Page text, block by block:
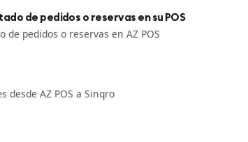
de pedidos o reservas en su POS
de pedidos o reservas en AZ POS
desde AZ POS a Sinqro